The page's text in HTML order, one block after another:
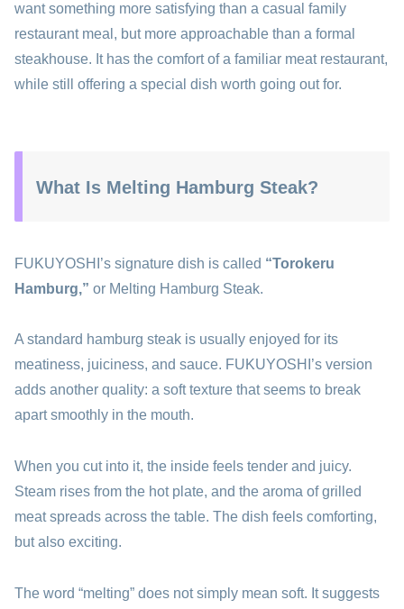
want something more satisfying than a casual family
restaurant meal, but more approachable than a formal
steakhouse. It has the comfort of a familiar meat restaurant,
while still offering a special dish worth going out for.
What Is Melting Hamburg Steak?
FUKUYOSHI’s signature dish is called “Torokeru
Hamburg,” or Melting Hamburg Steak.
A standard hamburg steak is usually enjoyed for its
meatiness, juiciness, and sauce. FUKUYOSHI’s version
adds another quality: a soft texture that seems to break
apart smoothly in the mouth.
When you cut into it, the inside feels tender and juicy.
Steam rises from the hot plate, and the aroma of grilled
meat spreads across the table. The dish feels comforting,
but also exciting.
The word “melting” does not simply mean soft. It suggests